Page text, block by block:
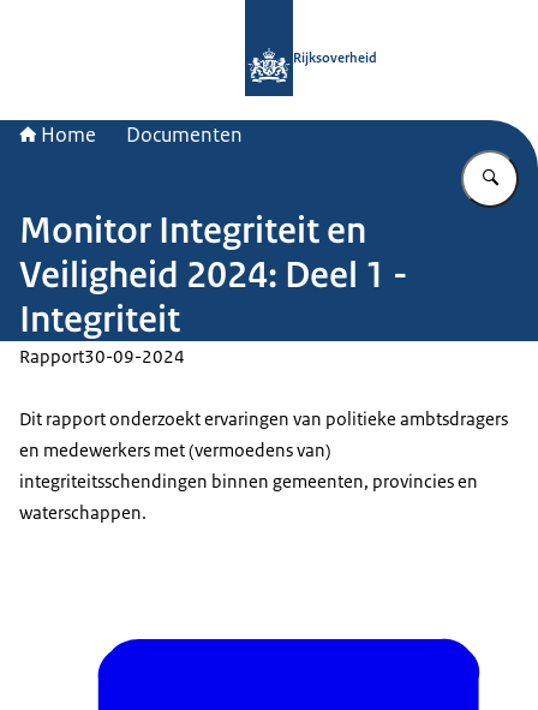
Rijksoverheid
Home Documenten
Monitor Integriteit en
Veiligheid 2024: Deel 1 -
Integriteit
Rapport30-09-2024
Dit rapport onderzoekt ervaringen van politieke ambtsdragers
en medewerkers met (vermoedens van)
integriteitsschendingen binnen gemeenten, provincies en
waterschappen.